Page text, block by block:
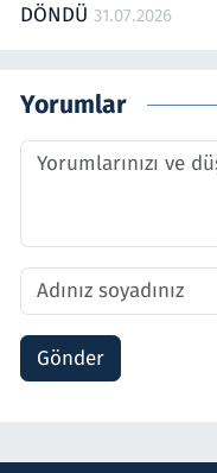
DÖNDÜ 31.07.2026
Yorumlar
Gönder